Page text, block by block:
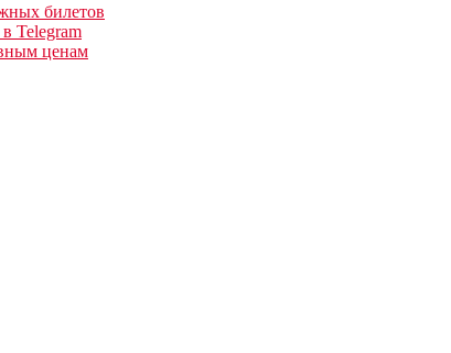
билетов
Telegram
ценам